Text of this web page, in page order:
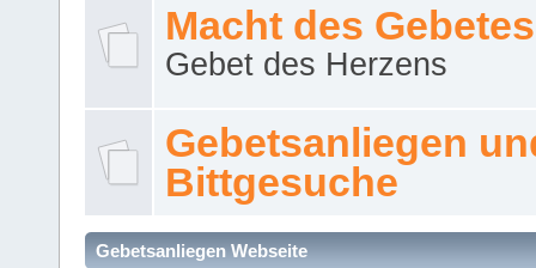
Macht des Gebetes
Gebet des Herzens
Gebetsanliegen
Bittgesuche
Gebetsanliegen Webseite